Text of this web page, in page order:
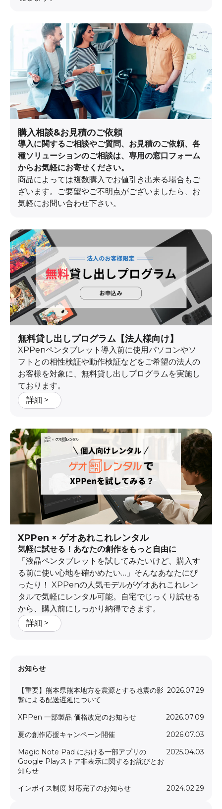
購入相談&お見積のご依頼
導入に関するご相談やご質問、お見積のご依頼、各
種ソリューションのご相談は、専用の窓口フォーム
からお気軽にお寄せください。
商品によっては複数購入でお値引き出来る場合もご
ざいます。ご要望やご不明点がございましたら、お
気軽にお問い合わせ下さい。
無料貸し出しプログラム【法人様向け】
XPPenペンタブレット導入前に使用パソコンやソ
フトとの相性検証や動作検証などをご希望の法人の
お客様を対象に、無料貸し出しプログラムを実施し
ております。
詳細 >
XPPen × ゲオあれこれレンタル
気軽に試せる！あなたの創作をもっと自由に
「液晶ペンタブレットを試してみたいけど、購入す
る前に使い心地を確かめたい…」そんなあなたにぴ
ったり！ XPPenの人気モデルがゲオあれこれレン
タルで気軽にレンタル可能。自宅でじっくり試せる
から、購入前にしっかり納得できます。
詳細 >
お知らせ
【重要】熊本県熊本地方を震源とする地震の影
響による配送遅延について
2026.07.29
XPPen 一部製品 価格改定のお知らせ
2026.07.09
夏の創作応援キャンペーン開催
2026.07.03
Magic Note Pad における一部アプリの
Google Playストア非表示に関するお詫びとお
知らせ
2025.04.03
インボイス制度 対応完了のお知らせ 2024.02.29